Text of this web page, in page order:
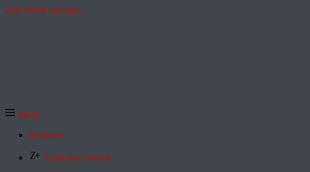
Zum Inhalt springen
Menü
Startseite
Exklusive Artikel